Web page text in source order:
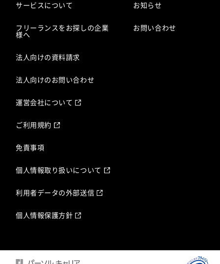
サービスについて
フリーランスをお探しの企業
様へ
法人向けの資料請求
法人向けのお問い合わせ
お知らせ
お問い合わせ
運営会社について
ご利用規約
免責事項
個人情報取り扱いについて
利用者データの外部送信
個人情報保護方針